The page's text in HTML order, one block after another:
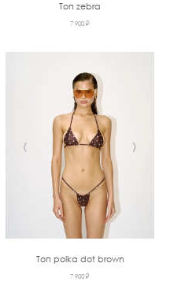
Топ zebra
7 900 ₽
‹ ›
Топ polka dot brown
7 900 ₽